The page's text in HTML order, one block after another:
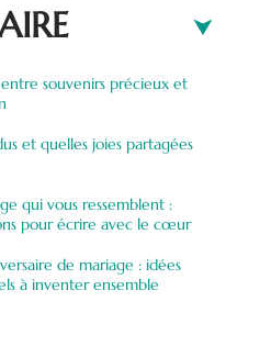
souvenirs précieux et
et quelles joies partagées
qui vous ressemblent :
pour écrire avec le cœur
de mariage : idées
à inventer ensemble